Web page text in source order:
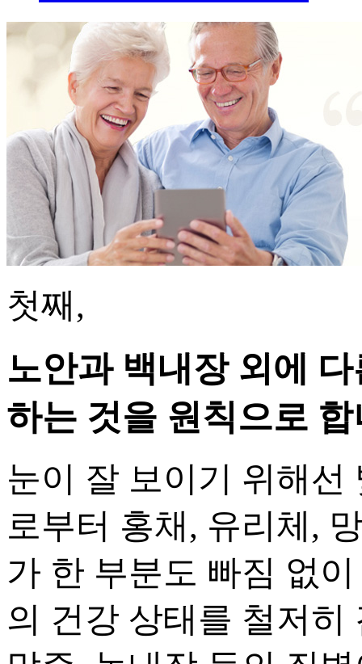
첫째,
노안과 백내장 외에
하는 것을 원칙으로
눈이 잘 보이기 위해
로부터 홍채, 유리체,
가 한 부분도 빠짐 없
의 건강 상태를 철저히